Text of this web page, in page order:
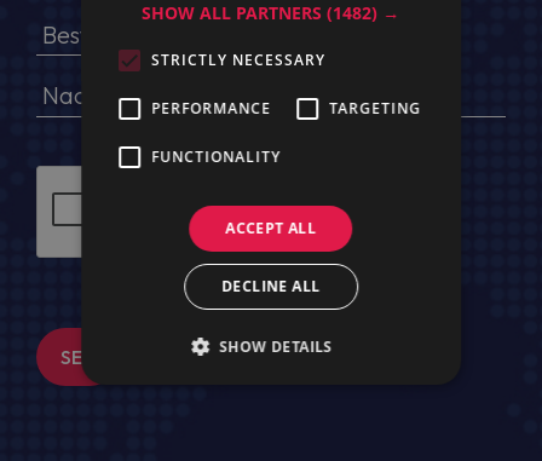
SENDEN
SHOW ALL PARTNERS(1482) →
STRICTLY NECESSARY
PERFORMANCE TARGETING
FUNCTIONALITY
ACCEPT ALL
DECLINE ALL
SHOW DETAILS